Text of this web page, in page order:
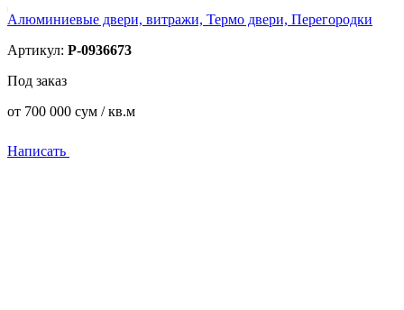
Алюминиевые двери, витражи, Термо двери, Перегородки
Артикул: P-0936673
Под заказ
от 700 000 сум / кв.м
Написать